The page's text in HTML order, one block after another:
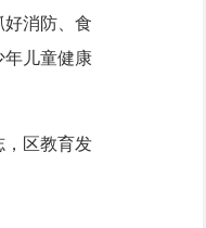
消防、食
年儿童健康
区教育发